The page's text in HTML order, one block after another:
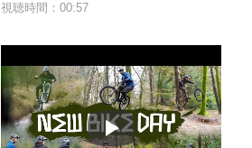
視聴時間：00:57